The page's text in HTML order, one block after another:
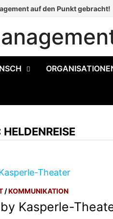
auf den Punkt gebracht!
HELDENREISE
/KOMMUNIKATION
Kasperle-